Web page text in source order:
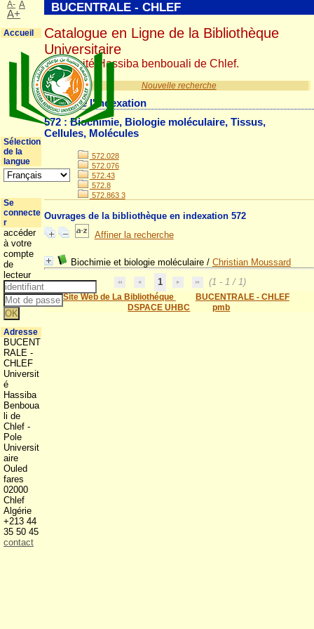
Nouvelle recherche
Détail de l'indexation
572 : Biochimie, Biologie moléculaire, Tissus,
Cellules, Molécules
572.028
572.076
572.43
572.8
572.863 3
Ouvrages de la bibliothèque en indexation 572
Affiner la recherche
Biochimie et biologie moléculaire/ Christian Moussard
1
(1 - 1 / 1)
Site Web de La Bibliothéque
BUCENTRALE - CHLEF
DSPACE UHBC
pmb
BUCENTRALE - CHLEF
Catalogue en Ligne de la Bibliothèque
Universitaire
Université Hassiba benbouali de Chlef.
A- A
A+
Accueil
Sélection
de la
langue
Se
connecte
r
accéder
à votre
compte
de
lecteur
Adresse
BUCENT
RALE -
CHLEF
Universit
é
Hassiba
Benboua
li de
Chlef -
Pole
Universit
aire
Ouled
fares
02000
Chlef
Algérie
+213 44
35 50 45
contact